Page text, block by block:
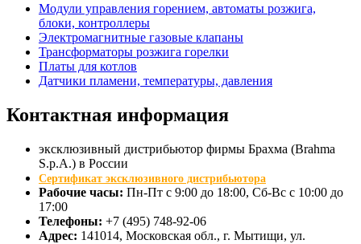
Модули управления горением, автоматы розжига,
блоки, контроллеры
Электромагнитные газовые клапаны
Трансформаторы розжига горелки
Платы для котлов
Датчики пламени, температуры, давления
Контактная информация
эксклюзивный дистрибьютор фирмы Брахма (Brahma
S.p.A.) в России
Сертификат эксклюзивного дистрибьютора
Рабочие часы: Пн-Пт с 9:00 до 18:00, Сб-Вс с 10:00 до
17:00
Телефоны: +7 (495) 748-92-06
Адрес: 141014, Московская обл., г. Мытищи, ул.